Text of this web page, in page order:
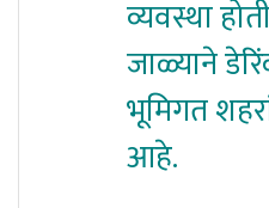
व्यवस्था
जाळ्याने
भूमिगत
आहे.